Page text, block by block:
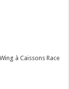
à Caissons Race